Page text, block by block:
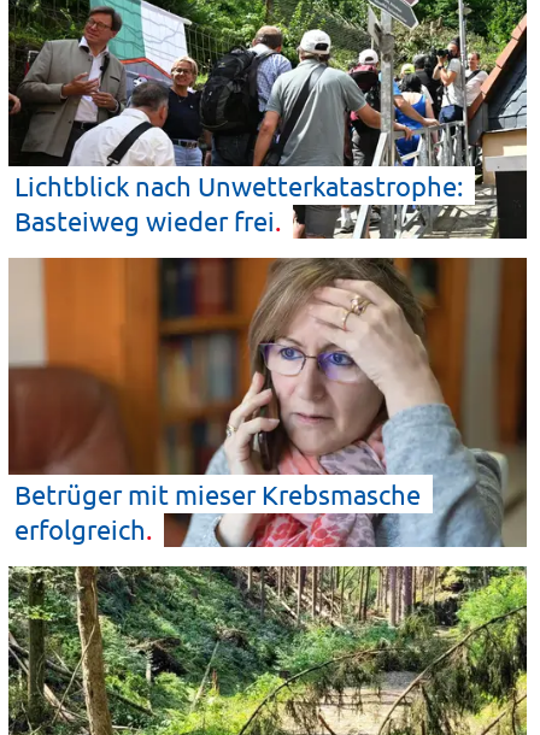
Lichtblick nach Unwetterkatastrophe:
Basteiweg wiederfrei
Betrüger mit mieser Krebsmasche
erfolgreich